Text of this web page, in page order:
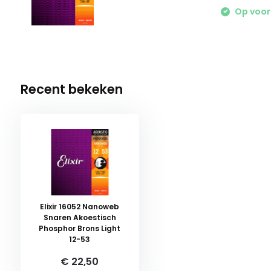
Op
Recent bekeken
Elixir 16052 Nanoweb
Snaren Akoestisch
Phosphor Brons Light
12-53
€ 22,50